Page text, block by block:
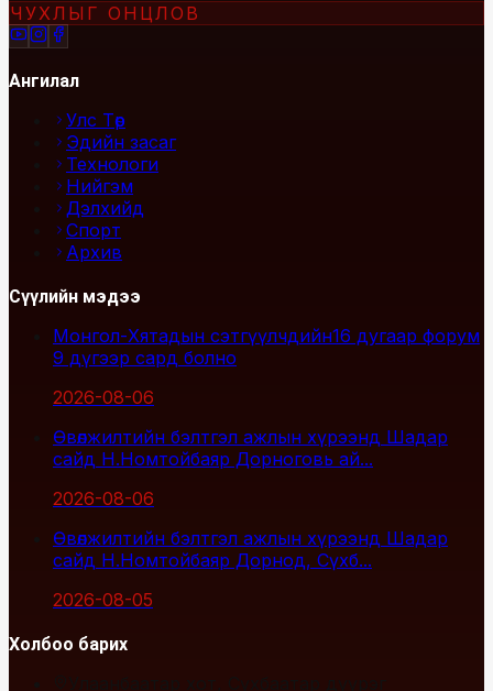
ЧУХЛЫГ ОНЦЛОВ
Ангилал
Улс Төр
Эдийн засаг
Технологи
Нийгэм
Дэлхийд
Спорт
Архив
Сүүлийн мэдээ
Монгол-Хятадын сэтгүүлчдийн16 дугаар форум
9 дүгээр сард болно
2026-08-06
Өвөлжилтийн бэлтгэл ажлын хүрээнд Шадар
сайд Н.Номтойбаяр Дорноговь ай...
2026-08-06
Өвөлжилтийн бэлтгэл ажлын хүрээнд Шадар
сайд Н.Номтойбаяр Дорнод, Сүхб...
2026-08-05
Холбоо барих